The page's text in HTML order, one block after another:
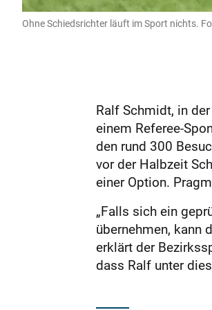
Ohne Schiedsrichter läuft im Sport nichts.
Ralf Schmidt, in
einem Referee-
den rund 300
vor der Halbzeit
einer Option.
„Falls sich ein
übernehmen, kann
erklärt der
dass Ralf unter